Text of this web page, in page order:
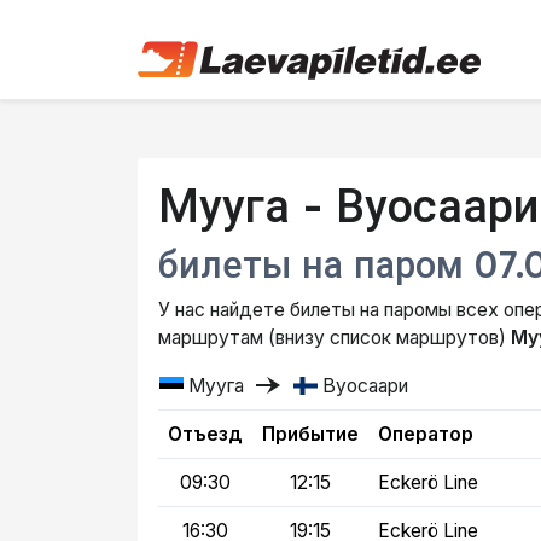
Мууга - Вуосаари
билеты на паром
У нас найдете билеты на паромы всех
маршрутам (внизу список маршрутов)
Мууга line_end_arrow_notch Вуосаари
Отъезд Прибытие Оператор
09:30 12:15 Eckerö Line
16:30 19:15 Eckerö Line